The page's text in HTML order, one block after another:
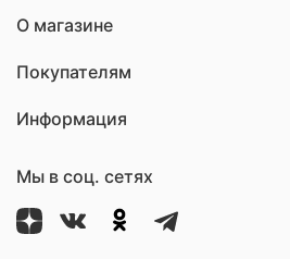
О магазине
Покупателям
Информация
Мы в соц. сетях